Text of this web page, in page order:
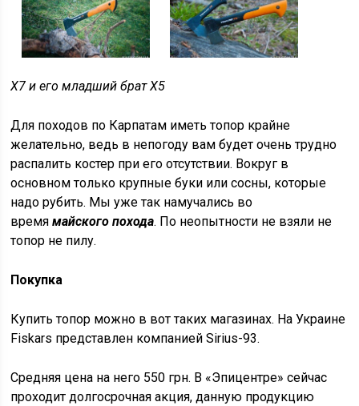
X7 и его младший брат X5
Для походов по Карпатам иметь топор крайне
желательно, ведь в непогоду вам будет очень трудно
распалить костер при его отсутствии. Вокруг в
основном только крупные буки или сосны, которые
надо рубить. Мы уже так намучались во
времямайского похода. По неопытности не взяли не
топор не пилу.
Покупка
Купить топор можно в вот таких магазинах. На Украине
Fiskars представлен компанией Sirius-93.
Средняя цена на него 550 грн. В «Эпицентре» сейчас
проходит долгосрочная акция, данную продукцию